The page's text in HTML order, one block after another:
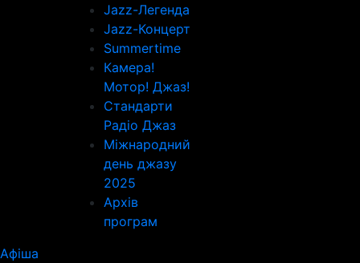
Jazz-Легенда
Jazz-Концерт
Summertime
Камера!
Мотор! Джаз!
Стандарти
Радіо Джаз
Міжнародний
день джазу
2025
Архів
програм
Афіша